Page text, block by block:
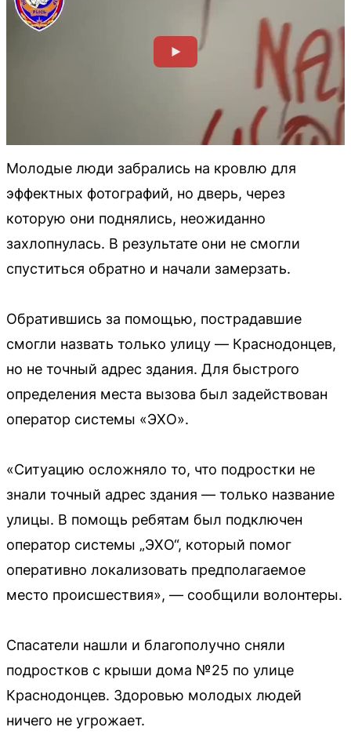
Молодые люди забрались на кровлю для
эффектных фотографий, но дверь, через
которую они поднялись, неожиданно
захлопнулась. В результате они не смогли
спуститься обратно и начали замерзать.
Обратившись за помощью, пострадавшие
смогли назвать только улицу — Краснодонцев,
но не точный адрес здания. Для быстрого
определения места вызова был задействован
оператор системы «ЭХО».
«Ситуацию осложняло то, что подростки не
знали точный адрес здания — только название
улицы. В помощь ребятам был подключен
оператор системы „ЭХО“, который помог
оперативно локализовать предполагаемое
место происшествия», — сообщили волонтеры.
Спасатели нашли и благополучно сняли
подростков с крыши дома №25 по улице
Краснодонцев. Здоровью молодых людей
ничего не угрожает.